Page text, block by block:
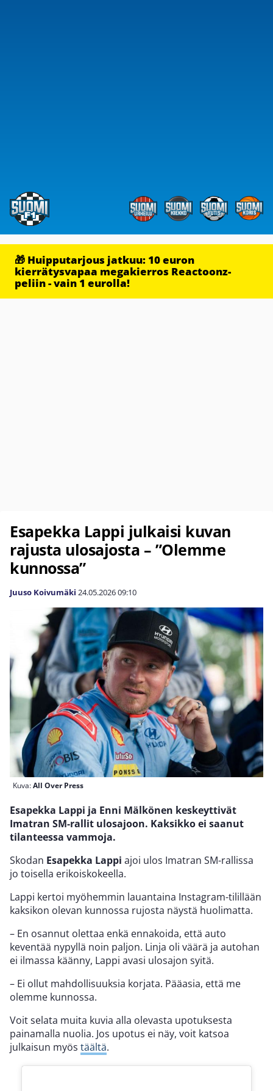
🎁 Huipputarjous jatkuu: 10 euron
kierrätysvapaa megakierros Reactoonz-
peliin - vain 1 eurolla!
Esapekka Lappi julkaisi kuvan
rajusta ulosajosta – ”Olemme
kunnossa”
Juuso Koivumäki 24.05.202609:10
Kuva:All Over Press
Esapekka Lappi ja Enni Mälkönen keskeyttivät
Imatran SM-rallit ulosajoon. Kaksikko ei saanut
tilanteessa vammoja.
Skodan Esapekka Lappi ajoi ulos Imatran SM-rallissa
jo toisella erikoiskokeella.
Lappi kertoi myöhemmin lauantaina Instagram-tilillään
kaksikon olevan kunnossa rujosta näystä huolimatta.
– En osannut olettaa enkä ennakoida, että auto
keventää nypyllä noin paljon. Linja oli väärä ja autohan
ei ilmassa käänny, Lappi avasi ulosajon syitä.
– Ei ollut mahdollisuuksia korjata. Pääasia, että me
olemme kunnossa.
Voit selata muita kuvia alla olevasta upotuksesta
painamalla nuolia. Jos upotus ei näy, voit katsoa
julkaisun myös täältä.